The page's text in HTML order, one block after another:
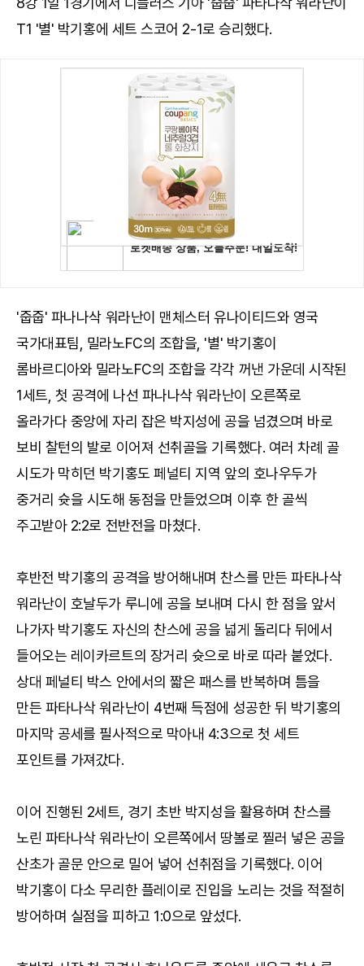
T1 '별' 박기홍에 세트 스코어 2-1로 승리했다.
'줍줍' 파나나삭 워라난이 맨체스터 유나이티드와 영국
국가대표팀, 밀라노FC의 조합을, '별' 박기홍이
롬바르디아와 밀라노FC의 조합을 각각 꺼낸 가운데 시작된
1세트, 첫 공격에 나선 파나나삭 워라난이 오른쪽로
올라가다 중앙에 자리 잡은 박지성에 공을 넘겼으며 바로
보비 찰턴의 발로 이어져 선취골을 기록했다. 여러 차례 골
시도가 막히던 박기홍도 페널티 지역 앞의 호나우두가
중거리 슛을 시도해 동점을 만들었으며 이후 한 골씩
주고받아 2:2로 전반전을 마쳤다.
후반전 박기홍의 공격을 방어해내며 찬스를 만든 파타나삭
워라난이 호날두가 루니에 공을 보내며 다시 한 점을 앞서
나가자 박기홍도 자신의 찬스에 공을 넓게 돌리다 뒤에서
들어오는 레이카르트의 장거리 슛으로 바로 따라 붙었다.
상대 페널티 박스 안에서의 짧은 패스를 반복하며 틈을
만든 파타나삭 워라난이 4번째 득점에 성공한 뒤 박기홍의
마지막 공세를 필사적으로 막아내 4:3으로 첫 세트
포인트를 가져갔다.
이어 진행된 2세트, 경기 초반 박지성을 활용하며 찬스를
노린 파타나삭 워라난이 오른쪽에서 땅볼로 찔러 넣은 공을
산초가 골문 안으로 밀어 넣어 선취점을 기록했다. 이어
박기홍이 다소 무리한 플레이로 진입을 노리는 것을 적절히
방어하며 실점을 피하고 1:0으로 앞섰다.